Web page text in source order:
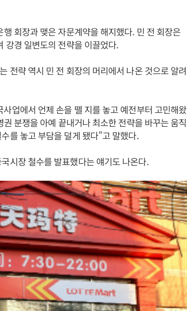
회장과 맺은 자문계약을 해지했다. 민 전 회장은
강경 일변도의 전략을 이끌었다.
전략 역시 민 전 회장의 머리에서 나온 것으로 알려
업에서 언제 손을 뗄 지를 놓고 예전부터 고민해왔
분쟁을 아예 끝내거나 최소한 전략을 바꾸는 움직
를 놓고 부담을 덜게 됐다”고 말했다.
시장 철수를 발표했다는 얘기도 나온다.